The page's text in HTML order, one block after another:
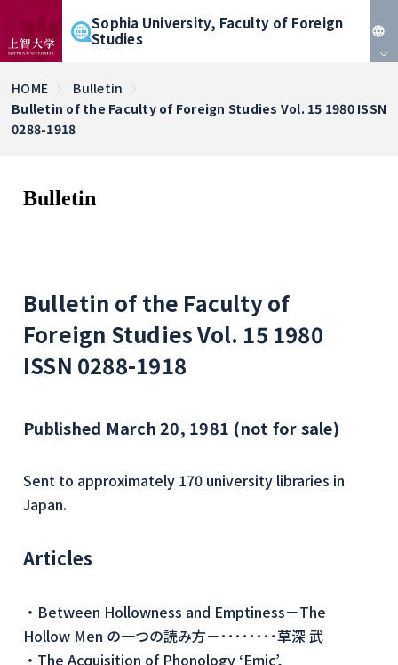
Sophia University, Faculty of Foreign
Studies
EN
HOME
Bulletin
Bulletin of the Faculty of Foreign Studies Vol. 15 1980 ISSN
0288-1918
Bulletin
Bulletin of the Faculty of
Foreign Studies Vol. 15 1980
ISSN 0288-1918
Published March 20, 1981 (not for sale)
Sent to approximately 170 university libraries in
Japan.
Articles
・Between Hollowness and Emptiness－The
Hollow Men の一つの読み方－････････草深 武
・The Acquisition of Phonology ‘Emic’,